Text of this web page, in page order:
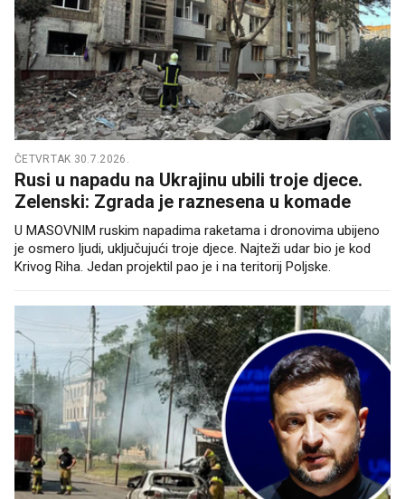
ČETVRTAK 30.7.2026.
Rusi u napadu na Ukrajinu ubili troje djece.
Zelenski: Zgrada je raznesena u komade
U MASOVNIM ruskim napadima raketama i dronovima ubijeno
je osmero ljudi, uključujući troje djece. Najteži udar bio je kod
Krivog Riha. Jedan projektil pao je i na teritorij Poljske.